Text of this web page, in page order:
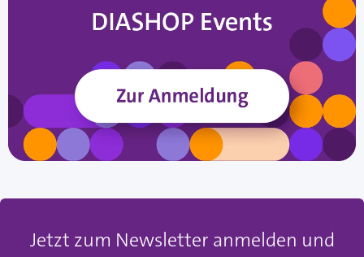
Jetzt zum Newsletter anmelden und